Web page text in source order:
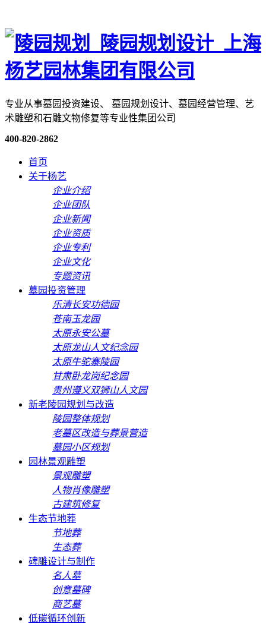
专业从事墓园投资建设、 墓园规划设计、墓园经营管理、艺
术雕塑和石雕文物修复等专业性集团公司
400-820-2862
首页
关于杨艺
企业介绍
企业团队
企业新闻
企业资质
企业专利
企业文化
专题资讯
墓园投资管理
乐清长安功德园
苍南玉龙园
太原永安公墓
太原龙山人文纪念园
太原牛驼寨陵园
甘肃卧龙岗纪念园
贵州遵义双狮山人文园
新老陵园规划与改造
陵园整体规划
老墓区改造与葬景营造
墓园小区规划
园林景观雕塑
景观雕塑
人物肖像雕塑
古建筑修复
生态节地葬
节地葬
生态葬
碑雕设计与制作
名人墓
创意墓碑
商艺墓
低碳循环创新